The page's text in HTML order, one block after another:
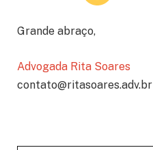
Grande abraço,
Advogada Rita Soares
contato@ritasoares.adv.br